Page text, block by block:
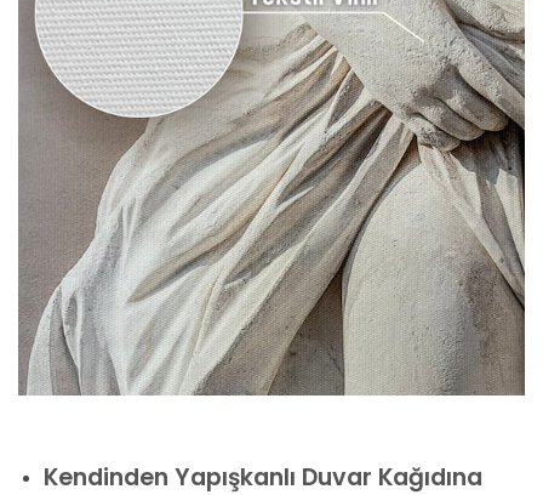
Kendinden Yapışkanlı Duvar Kağıdına